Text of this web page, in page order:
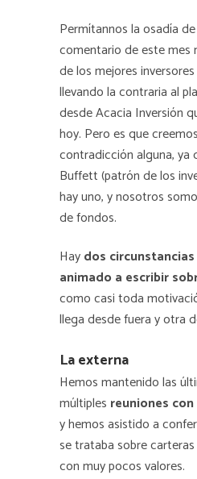
Permítannos la osadía
comentario de este mes
de los mejores
llevando la contraria al
desde Acacia Inversión
hoy. Pero es que
contradicción alguna, ya
Buffett (patrón de los
hay uno, y nosotros
de fondos.
Haydos
animado a escribir
como casi toda
llega desde fuera y otra
La externa
Hemos mantenido las
múltiples reuniones
y hemos asistido a
se trataba sobre
con muy pocos valores.